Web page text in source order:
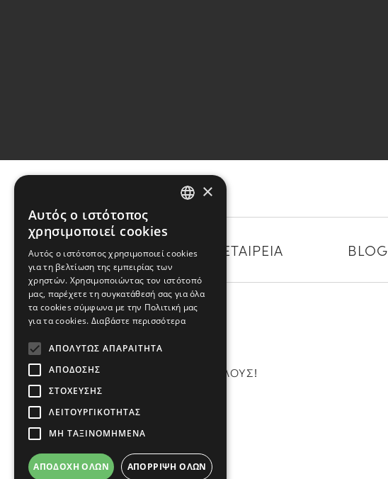
ΚΑΤΗΓΟΡΙΕΣ Η ΕΤΑΙΡΕΙΑ BLOG
NEWSLETTER
ΕΝΗΜΕΡΩΘΕΙΤΕ ΠΡΙΝ ΑΠΟ ΟΛΟΥΣ!
Εγγραφή
×
Αυτός ο ιστότοπος
χρησιμοποιεί cookies
Αυτός ο ιστότοπος χρησιμοποιεί cookies
για τη βελτίωση της εμπειρίας των
χρηστών. Χρησιμοποιώντας τον ιστότοπό
μας, παρέχετε τη συγκατάθεσή σας για όλα
τα cookies σύμφωνα με την Πολιτική μας
για τα cookies. Διαβάστε περισσότερα
ΑΠΟΛΎΤΩΣ ΑΠΑΡΑΊΤΗΤΑ
ΑΠΌΔΟΣΗΣ
ΣΤΌΧΕΥΣΗΣ
ΛΕΙΤΟΥΡΓΙΚΌΤΗΤΑΣ
ΜΗ ΤΑΞΙΝΟΜΗΜΈΝΑ
ΑΠΟΔΟΧΉ ΌΛΩΝ ΑΠΌΡΡΙΨΗ ΌΛΩΝ